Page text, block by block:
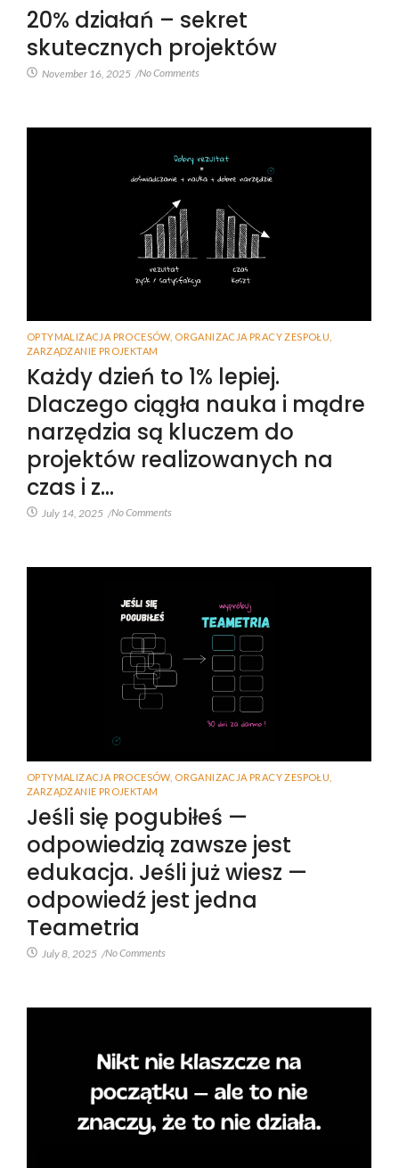
20% działań – sekret
skutecznych projektów
November 16, 2025 /No Comments
OPTYMALIZACJA PROCESÓW, ORGANIZACJA PRACY ZESPOŁU
ZARZĄDZANIE PROJEKTAM
Każdy dzień to 1% lepiej.
Dlaczego ciągła nauka i mądre
narzędzia są kluczem do
projektów realizowanych na
czas i z…
July 14, 2025 /No Comments
OPTYMALIZACJA PROCESÓW, ORGANIZACJA PRACY ZESPOŁU
ZARZĄDZANIE PROJEKTAM
Jeśli się pogubiłeś —
odpowiedzią zawsze jest
edukacja. Jeśli już wiesz —
odpowiedź jest jedna
Teametria
July 8, 2025 /No Comments